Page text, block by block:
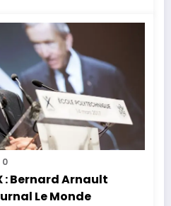
0
: Bernard Arnault
Le Monde